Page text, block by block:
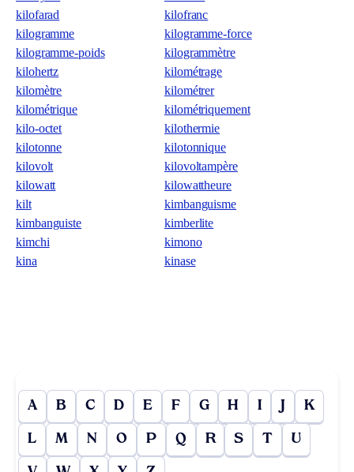
kilofarad
kilofranc
kilogramme
kilogramme-force
kilogramme-poids
kilogrammètre
kilohertz
kilométrage
kilomètre
kilométrer
kilométrique
kilométriquement
kilo-octet
kilothermie
kilotonne
kilotonnique
kilovolt
kilovoltampère
kilowatt
kilowattheure
kilt
kimbanguisme
kimbanguiste
kimberlite
kimchi
kimono
kina
kinase
A B C D E F G H I J K
L M N O P Q R S T U